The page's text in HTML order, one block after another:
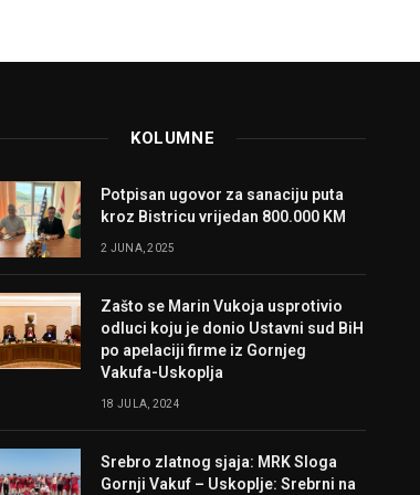
KOLUMNE
Potpisan ugovor za sanaciju puta
kroz Bistricu vrijedan 800.000 KM
2 JUNA, 2025
Zašto se Marin Vukoja usprotivio
odluci koju je donio Ustavni sud BiH
po apelaciji firme iz Gornjeg
Vakufa-Uskoplja
18 JULA, 2024
Srebro zlatnog sjaja: MRK Sloga
Gornji Vakuf – Uskoplje: Srebrni na